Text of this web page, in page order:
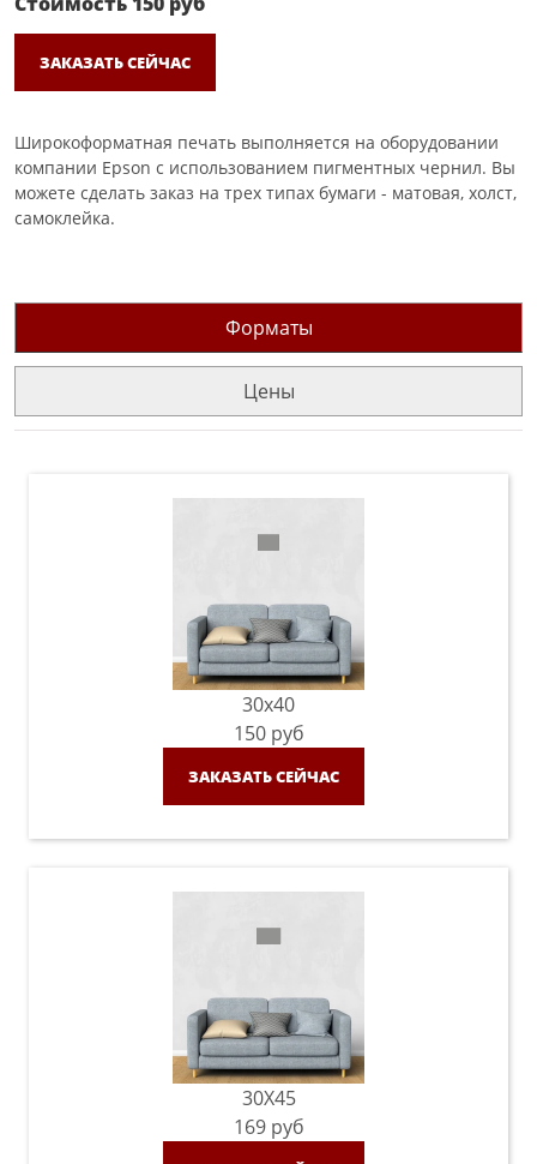
ЗАКАЗАТЬ СЕЙЧАС
Широкоформатная печать выполняется на оборудовании
компании Epson с использованием пигментных чернил. Вы
можете сделать заказ на трех типах бумаги - матовая, холст,
самоклейка.
Форматы
Цены
30x40
150 руб
ЗАКАЗАТЬ СЕЙЧАС
30X45
169 руб